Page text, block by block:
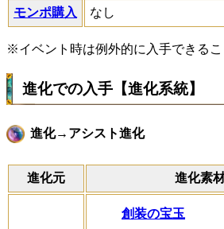
モンポ購入 なし
※イベント時は例外的に入手できるこ
進化での入手【進化系統】
進化→アシスト進化
進化元 進化素
創装の宝玉